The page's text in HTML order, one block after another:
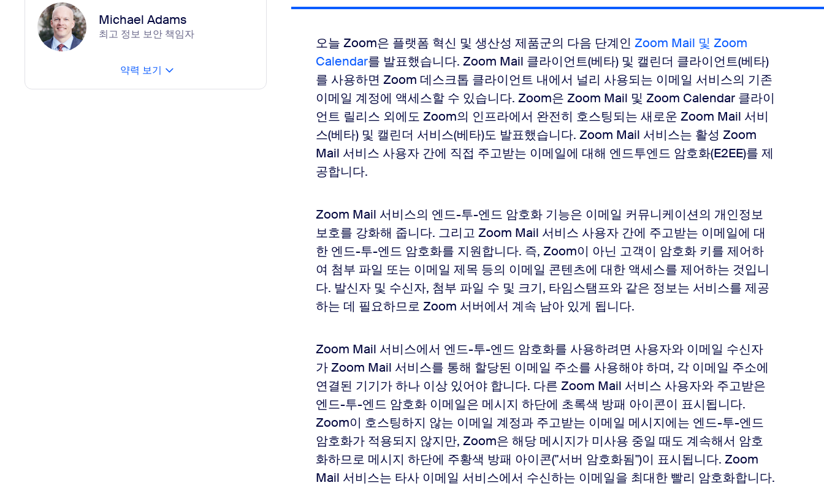
Michael Adams
최고 정보 보안 책임자
약력 보기
오늘 Zoom은 플랫폼 혁신 및 생산성 제품군의 다음 단계인 Zoom Mail 및 Zoom
Calendar를 발표했습니다. Zoom Mail 클라이언트(베타) 및 캘린더 클라이언트(베타)
를 사용하면 Zoom 데스크톱 클라이언트 내에서 널리 사용되는 이메일 서비스의 기존
이메일 계정에 액세스할 수 있습니다. Zoom은 Zoom Mail 및 Zoom Calendar 클라이
언트 릴리스 외에도 Zoom의 인프라에서 완전히 호스팅되는 새로운 Zoom Mail 서비
스(베타) 및 캘린더 서비스(베타)도 발표했습니다. Zoom Mail 서비스는 활성 Zoom
Mail 서비스 사용자 간에 직접 주고받는 이메일에 대해 엔드투엔드 암호화(E2EE)를 제
공합니다.
Zoom Mail 서비스의 엔드-투-엔드 암호화 기능은 이메일 커뮤니케이션의 개인정보
보호를 강화해 줍니다. 그리고 Zoom Mail 서비스 사용자 간에 주고받는 이메일에 대
한 엔드-투-엔드 암호화를 지원합니다. 즉, Zoom이 아닌 고객이 암호화 키를 제어하
여 첨부 파일 또는 이메일 제목 등의 이메일 콘텐츠에 대한 액세스를 제어하는 것입니
다. 발신자 및 수신자, 첨부 파일 수 및 크기, 타임스탬프와 같은 정보는 서비스를 제공
하는 데 필요하므로 Zoom 서버에서 계속 남아 있게 됩니다.
Zoom Mail 서비스에서 엔드-투-엔드 암호화를 사용하려면 사용자와 이메일 수신자
가 Zoom Mail 서비스를 통해 할당된 이메일 주소를 사용해야 하며, 각 이메일 주소에
연결된 기기가 하나 이상 있어야 합니다. 다른 Zoom Mail 서비스 사용자와 주고받은
엔드-투-엔드 암호화 이메일은 메시지 하단에 초록색 방패 아이콘이 표시됩니다.
Zoom이 호스팅하지 않는 이메일 계정과 주고받는 이메일 메시지에는 엔드-투-엔드
암호화가 적용되지 않지만, Zoom은 해당 메시지가 미사용 중일 때도 계속해서 암호
화하므로 메시지 하단에 주황색 방패 아이콘("서버 암호화됨")이 표시됩니다. Zoom
Mail 서비스는 타사 이메일 서비스에서 수신하는 이메일을 최대한 빨리 암호화합니다.